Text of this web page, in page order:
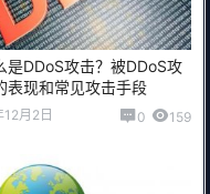
是DDoS攻击？被DDoS攻
表现和常见攻击手段
12月2日 0 159